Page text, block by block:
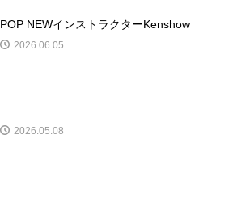
POP NEWインストラクターKenshow
2026.06.05
2026.05.08